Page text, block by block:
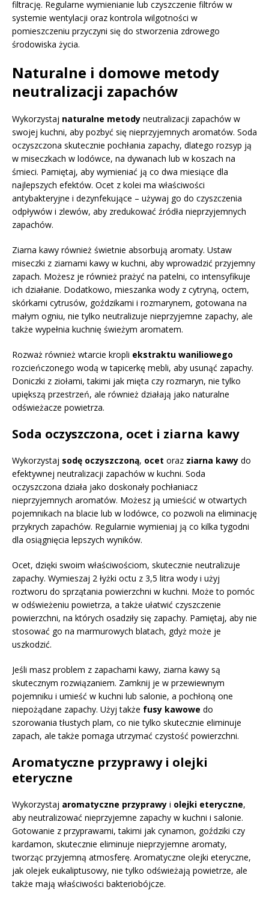
filtrację. Regularne wymienianie lub czyszczenie filtrów w
systemie wentylacji oraz kontrola wilgotności w
pomieszczeniu przyczyni się do stworzenia zdrowego
środowiska życia.
Naturalne i domowe metody
neutralizacji zapachów
Wykorzystaj naturalne metody neutralizacji zapachów w
swojej kuchni, aby pozbyć się nieprzyjemnych aromatów. Soda
oczyszczona skutecznie pochłania zapachy, dlatego rozsyp ją
w miseczkach w lodówce, na dywanach lub w koszach na
śmieci. Pamiętaj, aby wymieniać ją co dwa miesiące dla
najlepszych efektów. Ocet z kolei ma właściwości
antybakteryjne i dezynfekujące – używaj go do czyszczenia
odpływów i zlewów, aby zredukować źródła nieprzyjemnych
zapachów.
Ziarna kawy również świetnie absorbują aromaty. Ustaw
miseczki z ziarnami kawy w kuchni, aby wprowadzić przyjemny
zapach. Możesz je również prażyć na patelni, co intensyfikuje
ich działanie. Dodatkowo, mieszanka wody z cytryną, octem,
skórkami cytrusów, goździkami i rozmarynem, gotowana na
małym ogniu, nie tylko neutralizuje nieprzyjemne zapachy, ale
także wypełnia kuchnię świeżym aromatem.
Rozważ również wtarcie kropli ekstraktu waniliowego
rozcieńczonego wodą w tapicerkę mebli, aby usunąć zapachy.
Doniczki z ziołami, takimi jak mięta czy rozmaryn, nie tylko
upiększą przestrzeń, ale również działają jako naturalne
odświeżacze powietrza.
Soda oczyszczona, ocet i ziarna kawy
Wykorzystaj sodę oczyszczoną, ocet oraz ziarna kawy do
efektywnej neutralizacji zapachów w kuchni. Soda
oczyszczona działa jako doskonały pochłaniacz
nieprzyjemnych aromatów. Możesz ją umieścić w otwartych
pojemnikach na blacie lub w lodówce, co pozwoli na eliminację
przykrych zapachów. Regularnie wymieniaj ją co kilka tygodni
dla osiągnięcia lepszych wyników.
Ocet, dzięki swoim właściwościom, skutecznie neutralizuje
zapachy. Wymieszaj 2 łyżki octu z 3,5 litra wody i użyj
roztworu do sprzątania powierzchni w kuchni. Może to pomóc
w odświeżeniu powietrza, a także ułatwić czyszczenie
powierzchni, na których osadziły się zapachy. Pamiętaj, aby nie
stosować go na marmurowych blatach, gdyż może je
uszkodzić.
Jeśli masz problem z zapachami kawy, ziarna kawy są
skutecznym rozwiązaniem. Zamknij je w przewiewnym
pojemniku i umieść w kuchni lub salonie, a pochłoną one
niepożądane zapachy. Użyj także fusy kawowe do
szorowania tłustych plam, co nie tylko skutecznie eliminuje
zapach, ale także pomaga utrzymać czystość powierzchni.
Aromatyczne przyprawy i olejki
eteryczne
Wykorzystaj aromatyczne przyprawy i olejki eteryczne,
aby neutralizować nieprzyjemne zapachy w kuchni i salonie.
Gotowanie z przyprawami, takimi jak cynamon, goździki czy
kardamon, skutecznie eliminuje nieprzyjemne aromaty,
tworząc przyjemną atmosferę. Aromatyczne olejki eteryczne,
jak olejek eukaliptusowy, nie tylko odświeżają powietrze, ale
także mają właściwości bakteriobójcze.